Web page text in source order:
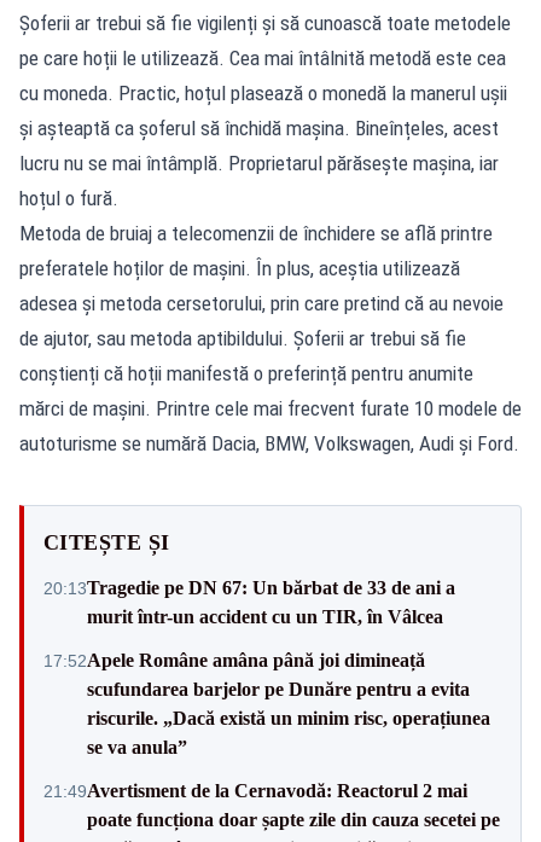
Șoferii ar trebui să fie vigilenți și să cunoască toate metodele
pe care hoții le utilizează. Cea mai întâlnită metodă este cea
cu moneda. Practic, hoțul plasează o monedă la manerul ușii
și așteaptă ca șoferul să închidă mașina. Bineînțeles, acest
lucru nu se mai întâmplă. Proprietarul părăsește mașina, iar
hoțul o fură.
Metoda de bruiaj a telecomenzii de închidere se află printre
preferatele hoților de mașini. În plus, aceștia utilizează
adesea și metoda cersetorului, prin care pretind că au nevoie
de ajutor, sau metoda aptibildului. Șoferii ar trebui să fie
conștienți că hoții manifestă o preferință pentru anumite
mărci de mașini. Printre cele mai frecvent furate 10 modele de
autoturisme se numără Dacia, BMW, Volkswagen, Audi și Ford.
CITEȘTE ȘI
20:13Tragedie pe DN 67: Un bărbat de 33 de ani a
murit într-un accident cu un TIR, în Vâlcea
17:52Apele Române amâna până joi dimineață
scufundarea barjelor pe Dunăre pentru a evita
riscurile. „Dacă există un minim risc, operațiunea
se va anula”
21:49Avertisment de la Cernavodă: Reactorul 2 mai
poate funcționa doar șapte zile din cauza secetei pe